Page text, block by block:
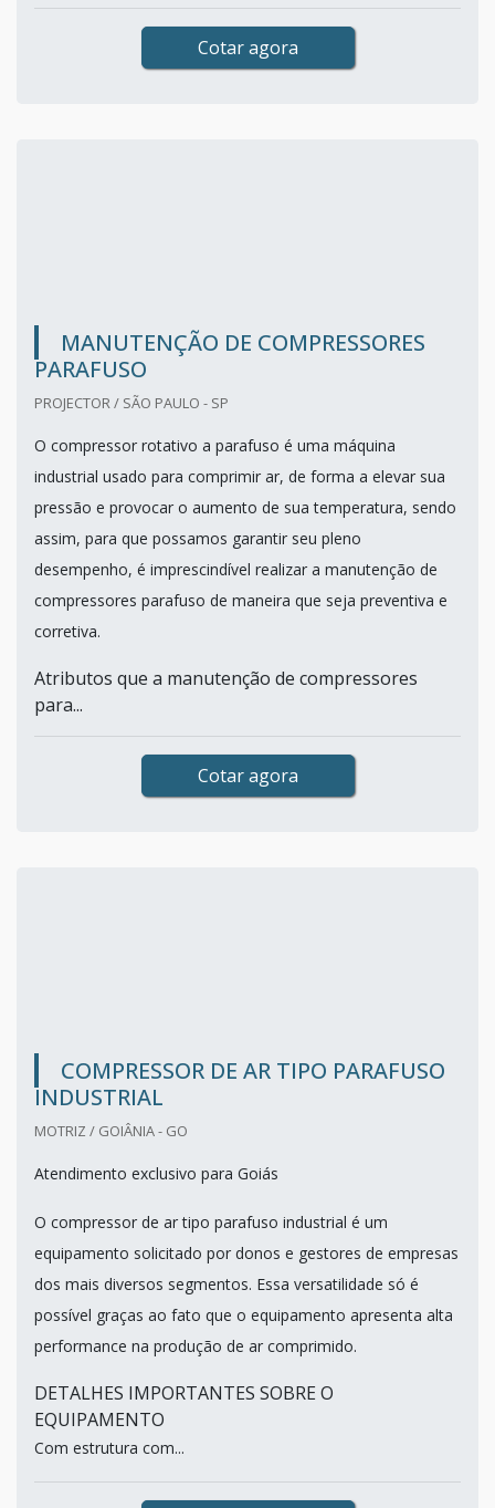
Cotar agora
MANUTENÇÃO DE COMPRESSORES
PARAFUSO
PROJECTOR / SÃO PAULO - SP
O compressor rotativo a parafuso é uma máquina
industrial usado para comprimir ar, de forma a elevar sua
pressão e provocar o aumento de sua temperatura, sendo
assim, para que possamos garantir seu pleno
desempenho, é imprescindível realizar a manutenção de
compressores parafuso de maneira que seja preventiva e
corretiva.
Atributos que a manutenção de compressores
para...
Cotar agora
COMPRESSOR DE AR TIPO PARAFUSO
INDUSTRIAL
MOTRIZ / GOIÂNIA - GO
Atendimento exclusivo para Goiás
O compressor de ar tipo parafuso industrial é um
equipamento solicitado por donos e gestores de empresas
dos mais diversos segmentos. Essa versatilidade só é
possível graças ao fato que o equipamento apresenta alta
performance na produção de ar comprimido.
DETALHES IMPORTANTES SOBRE O
EQUIPAMENTO
Com estrutura com...